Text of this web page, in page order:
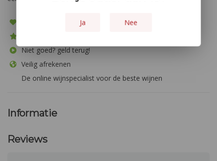
Bezorging door heel Europa
Niet goed? geld terug!
Veilig afrekenen
De online wijnspecialist voor de beste wijnen
Informatie
Reviews
Ja Nee